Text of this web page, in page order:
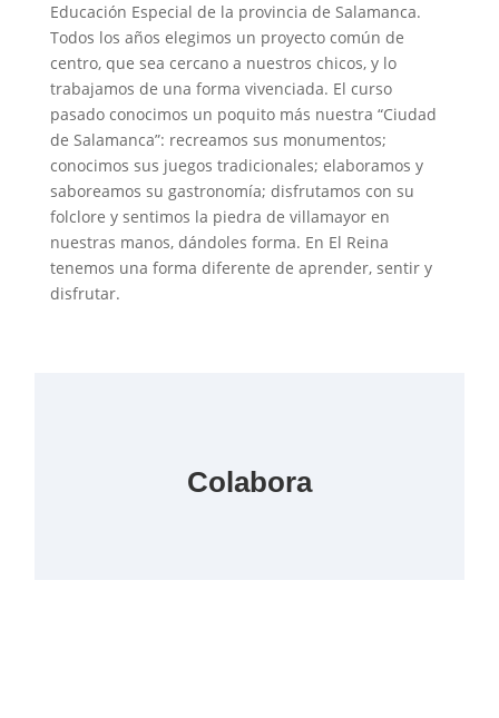
Educación Especial de la provincia de Salamanca.
Todos los años elegimos un proyecto común de
centro, que sea cercano a nuestros chicos, y lo
trabajamos de una forma vivenciada. El curso
pasado conocimos un poquito más nuestra “Ciudad
de Salamanca”: recreamos sus monumentos;
conocimos sus juegos tradicionales; elaboramos y
saboreamos su gastronomía; disfrutamos con su
folclore y sentimos la piedra de villamayor en
nuestras manos, dándoles forma. En El Reina
tenemos una forma diferente de aprender, sentir y
disfrutar.
Colabora